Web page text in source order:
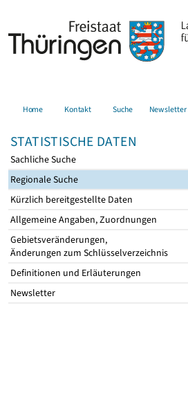
Home Kontakt Suche Newsletter
STATISTISCHE DATEN
Sachliche Suche
Regionale Suche
Kürzlich bereitgestellte Daten
Allgemeine Angaben, Zuordnungen
Gebietsveränderungen,
Änderungen zum Schlüsselverzeichnis
Definitionen und Erläuterungen
Newsletter